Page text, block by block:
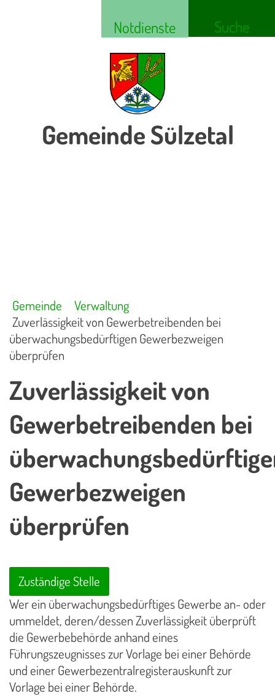
Notdienste Suche
Gemeinde Sülzetal
Gemeinde
Verwaltung
Zuverlässigkeit von Gewerbetreibenden bei
überwachungsbedürftigen Gewerbezweigen
überprüfen
Zuverlässigkeit von
Gewerbetreibenden bei
Gewerbezweigen
überprüfen
Zuständige Stelle
Wer ein überwachungsbedürftiges Gewerbe an- oder
ummeldet, deren/dessen Zuverlässigkeit überprüft
die Gewerbebehörde anhand eines
Führungszeugnisses zur Vorlage bei einer Behörde
und einer Gewerbezentralregisterauskunft zur
Vorlage bei einer Behörde.